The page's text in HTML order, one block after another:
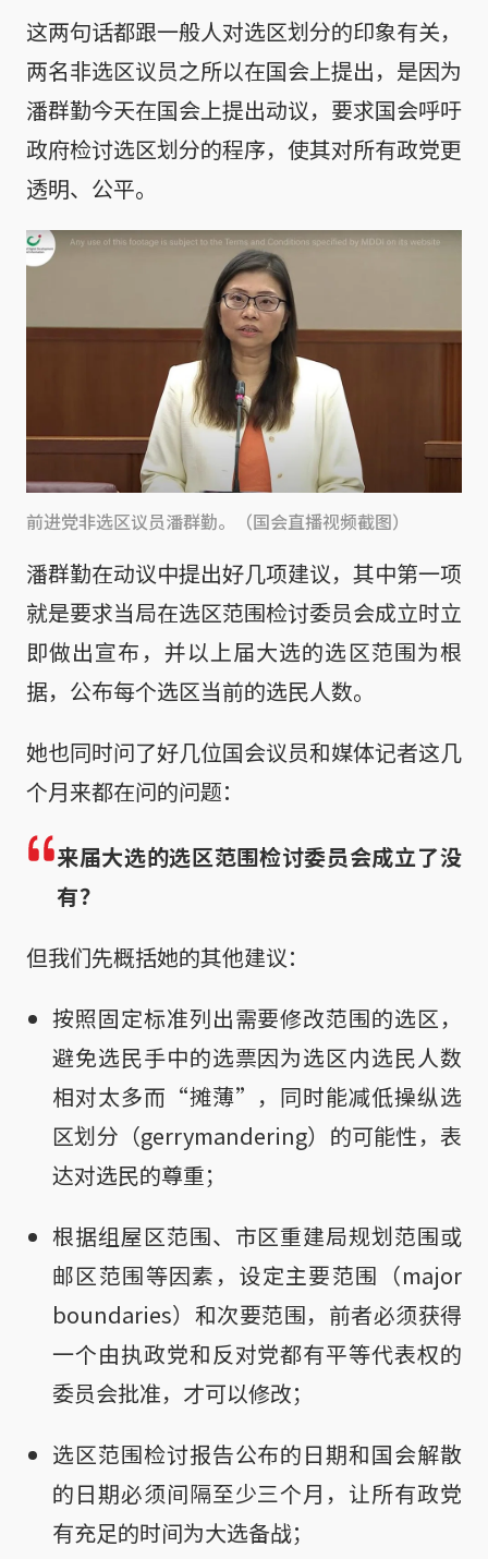
这两句话都跟一般人对选区划分的印象有关，
两名非选区议员之所以在国会上提出，是因为
潘群勤今天在国会上提出动议，要求国会呼吁
政府检讨选区划分的程序，使其对所有政党更
透明、公平。
前进党非选区议员潘群勤。（国会直播视频截图）
潘群勤在动议中提出好几项建议，其中第一项
就是要求当局在选区范围检讨委员会成立时立
即做出宣布，并以上届大选的选区范围为根
据，公布每个选区当前的选民人数。
她也同时问了好几位国会议员和媒体记者这几
个月来都在问的问题：
来届大选的选区范围检讨委员会成立了没
有？
但我们先概括她的其他建议：
按照固定标准列出需要修改范围的选区，
避免选民手中的选票因为选区内选民人数
相对太多而“摊薄”，同时能减低操纵选
区划分（gerrymandering）的可能性，表
达对选民的尊重；
根据组屋区范围、市区重建局规划范围或
邮区范围等因素，设定主要范围（major
boundaries）和次要范围，前者必须获得
一个由执政党和反对党都有平等代表权的
委员会批准，才可以修改；
选区范围检讨报告公布的日期和国会解散
的日期必须间隔至少三个月，让所有政党
有充足的时间为大选备战；